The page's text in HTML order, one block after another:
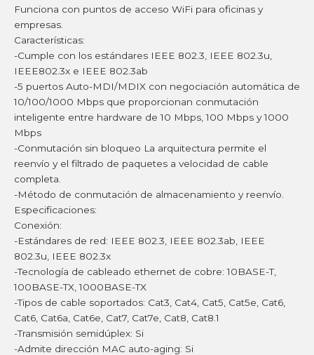
Funciona con puntos de acceso WiFi para oficinas y
empresas.
Características:
-Cumple con los estándares IEEE 802.3, IEEE 802.3u,
IEEE802.3x e IEEE 802.3ab
-5 puertos Auto-MDI/MDIX con negociación automática de
10/100/1000 Mbps que proporcionan conmutación
inteligente entre hardware de 10 Mbps, 100 Mbps y 1000
Mbps
-Conmutación sin bloqueo La arquitectura permite el
reenvío y el filtrado de paquetes a velocidad de cable
completa.
-Método de conmutación de almacenamiento y reenvío.
Especificaciones:
Conexión:
-Estándares de red: IEEE 802.3, IEEE 802.3ab, IEEE
802.3u, IEEE 802.3x
-Tecnología de cableado ethernet de cobre: 10BASE-T,
100BASE-TX, 1000BASE-TX
-Tipos de cable soportados: Cat3, Cat4, Cat5, Cat5e, Cat6,
Cat6, Cat6a, Cat6e, Cat7, Cat7e, Cat8, Cat8.1
-Transmisión semidúplex: Si
-Admite dirección MAC auto-aging: Si